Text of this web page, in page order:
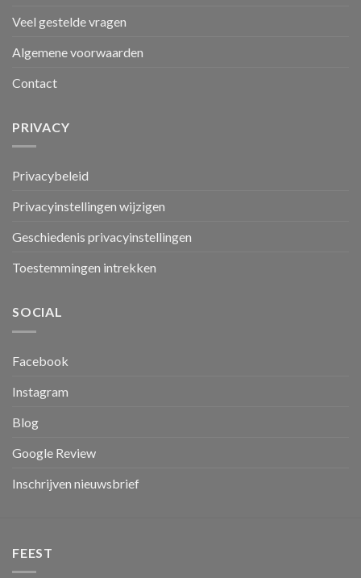
Veel gestelde vragen
Algemene voorwaarden
Contact
PRIVACY
Privacybeleid
Privacyinstellingen wijzigen
Geschiedenis privacyinstellingen
Toestemmingen intrekken
SOCIAL
Facebook
Instagram
Blog
Google Review
Inschrijven nieuwsbrief
FEEST